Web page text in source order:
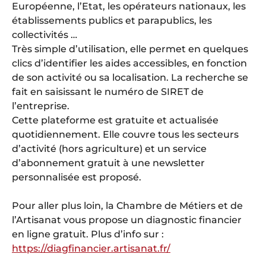
Européenne, l’Etat, les opérateurs nationaux, les
établissements publics et parapublics, les
collectivités …
Très simple d’utilisation, elle permet en quelques
clics d’identifier les aides accessibles, en fonction
de son activité ou sa localisation. La recherche se
fait en saisissant le numéro de SIRET de
l’entreprise.
Cette plateforme est gratuite et actualisée
quotidiennement. Elle couvre tous les secteurs
d’activité (hors agriculture) et un service
d’abonnement gratuit à une newsletter
personnalisée est proposé.
Pour aller plus loin, la Chambre de Métiers et de
l’Artisanat vous propose un diagnostic financier
en ligne gratuit. Plus d’info sur :
https://diagfinancier.artisanat.fr/